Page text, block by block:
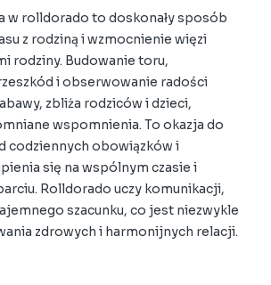
w rolldorado to doskonały sposób
z rodziną i wzmocnienie więzi
rodziny. Budowanie toru,
i obserwowanie radości
zbliża rodziców i dzieci,
wspomnienia. To okazja do
codziennych obowiązków i
się na wspólnym czasie i
Rolldorado uczy komunikacji,
szacunku, co jest niezwykle
zdrowych i harmonijnych relacji.